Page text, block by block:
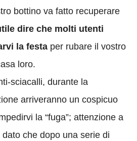
bottino va fatto recuperare
dire che molti utenti
la festa per rubare il vostro
loro.
sciacalli, durante la
arriveranno un cospicuo
la “fuga”; attenzione a
che dopo una serie di